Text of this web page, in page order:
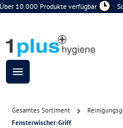
Zum Hauptinhalt springen
10.000 Produkte verfügbar
Gesamtes Sortiment
Fensterwischer-Griff